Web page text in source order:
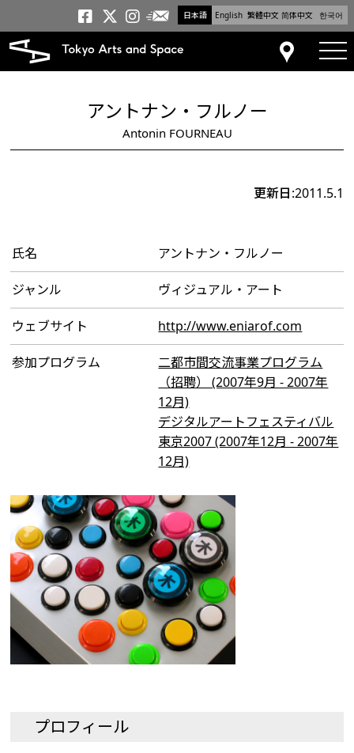
日本語 English 繁體中文 简体中文 한국어
トーキョーアーツアンド
トーキョーアーツアンド
トーキョーアーツア
メールニュース
アクセス
アントナン・フルノー
Antonin FOURNEAU
更新日:2011.5.1
氏名 アントナン・フルノー
ジャンル ヴィジュアル・アート
ウェブサイト http://www.eniarof.com
参加プログラム
二都市間交流事業プログラム
（招聘） (2007年9月 - 2007年
12月)
デジタルアートフェスティバル
東京2007 (2007年12月 - 2007年
12月)
プロフィール